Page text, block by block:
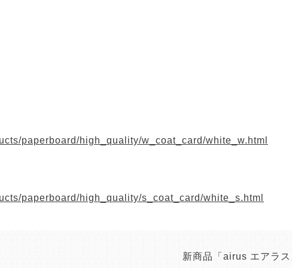
paperboard/high_quality/w_coat_card/white_w.html
paperboard/high_quality/s_coat_card/white_s.html
新商品「airus エアラ